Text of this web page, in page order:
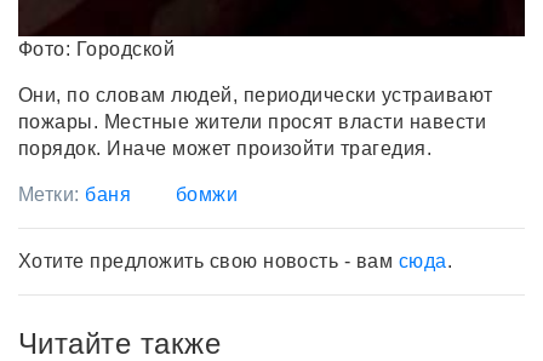
Фото: Городской
Они, по словам людей, периодически устраивают
пожары. Местные жители просят власти навести
порядок. Иначе может произойти трагедия.
Метки: баня бомжи
Хотите предложить свою новость - вам сюда.
Читайте также